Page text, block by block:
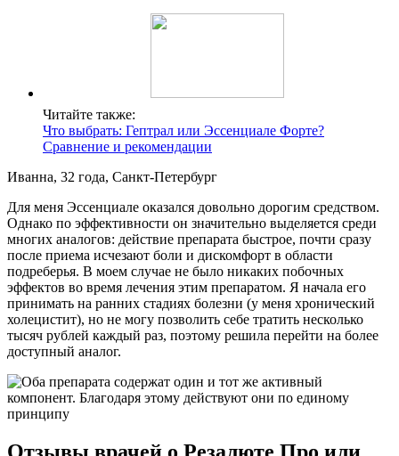
Читайте также:
Что выбрать: Гептрал или Эссенциале Форте?
Сравнение и рекомендации
Иванна, 32 года, Санкт-Петербург
Для меня Эссенциале оказался довольно дорогим средством.
Однако по эффективности он значительно выделяется среди
многих аналогов: действие препарата быстрое, почти сразу
после приема исчезают боли и дискомфорт в области
подреберья. В моем случае не было никаких побочных
эффектов во время лечения этим препаратом. Я начала его
принимать на ранних стадиях болезни (у меня хронический
холецистит), но не могу позволить себе тратить несколько
тысяч рублей каждый раз, поэтому решила перейти на более
доступный аналог.